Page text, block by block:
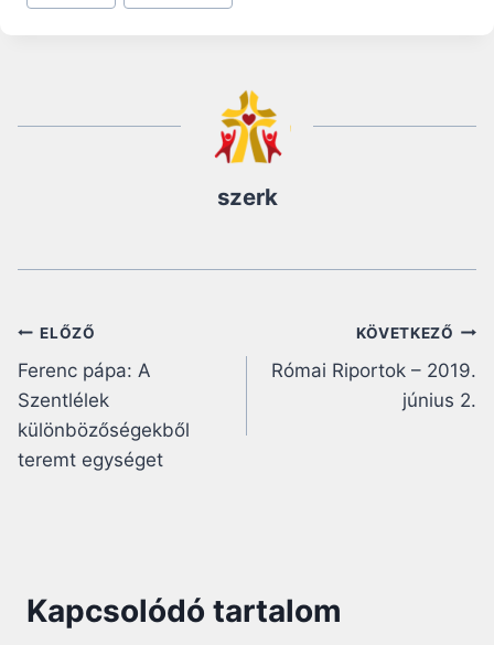
szerk
Bejegyzés
navigáció
ELŐZŐ
Ferenc pápa: A
Szentlélek
különbözőségekből
teremt egységet
KÖVETKEZŐ
Római Riportok – 2019.
június 2.
Kapcsolódó tartalom